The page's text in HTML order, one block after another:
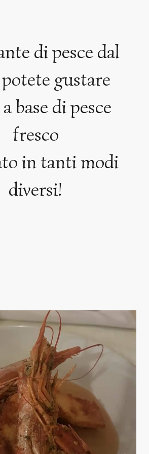
di pesce dal
potete gustare
base di pesce
fresco
in tanti modi
diversi!